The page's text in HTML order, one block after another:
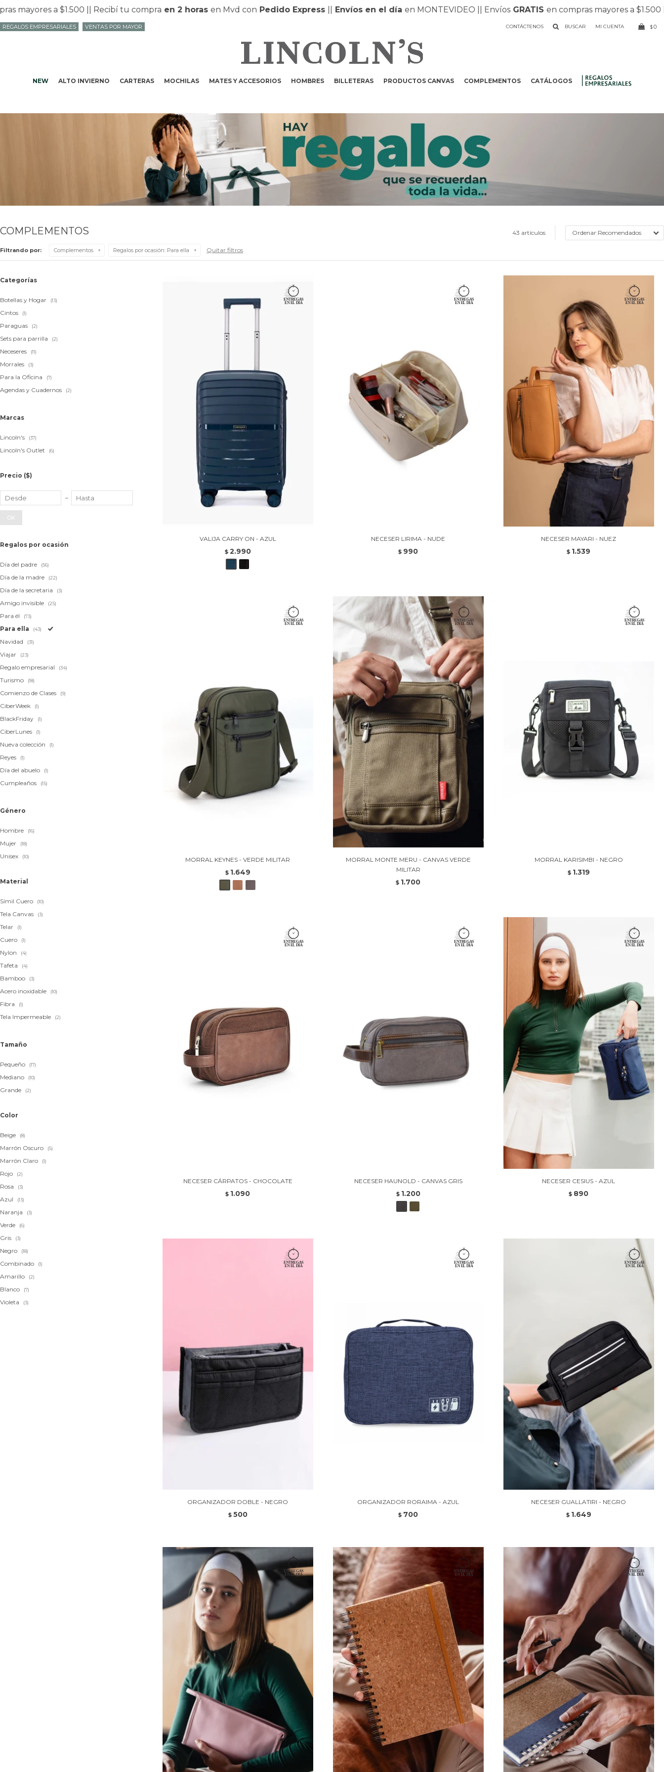
a $1.500 | | Recibí tu compraen 2 horasen Mvd conPedido Express||Envíos en el díaen MONTEVIDEO || Envíos GRATISen compras mayores a $1.500 | |
NEW ALTO INVIERNO CARTERAS MOCHILAS MATES Y ACCESORIOS HOMBRES BILLETERAS PRODUCTOS CANVAS COMPLEMENTOS CATÁLOGOS
CONTÁCTENOS $0
REGALOS EMPRESARIALES VENTAS POR MAYOR
COMPLEMENTOS 43 artículos Recomendados
Filtrando por: Complementos Regalos por ocasión: Para ella Quitar filtros
VALIJA CARRY ON - AZUL
$ 2.990
NECESER LIRIMA - NUDE
$ 990
NECESER MAYARI - NUEZ
$ 1.539
MORRAL KEYNES - VERDE MILITAR
$ 1.649
MORRAL MONTE MERU - CANVAS VERDE
MILITAR
$ 1.700
MORRAL KARISIMBI - NEGRO
$ 1.319
NECESER CÁRPATOS - CHOCOLATE
$ 1.090
NECESER HAUNOLD - CANVAS GRIS
$ 1.200
NECESER CESIUS - AZUL
$ 890
ORGANIZADOR DOBLE - NEGRO
$ 500
ORGANIZADOR RORAIMA - AZUL
$ 700
NECESER GUALLATIRI - NEGRO
$ 1.649
Categorías
Botellas y Hogar (13)
Cintos (1)
Paraguas (2)
Sets para parrilla (2)
Neceseres (11)
Morrales (3)
Para la Oficina (7)
Agendas y Cuadernos (2)
Marcas
Lincoln's (37)
Lincoln's Outlet (6)
Precio ($)
OK
Regalos por ocasión
Día del padre (56)
Día de la madre (22)
Día de la secretaria (3)
Amigo invisible (25)
Para él (73)
Para ella (43)
Navidad (31)
Viajar (23)
Regalo empresarial (34)
Turismo (18)
Comienzo de Clases (9)
CiberWeek (1)
BlackFriday (1)
CiberLunes (1)
Nueva colección (1)
Reyes (1)
Día del abuelo (1)
Cumpleaños (15)
Género
Hombre (16)
Mujer (18)
Unisex (10)
Material
Símil Cuero (10)
Tela Canvas (3)
Telar (1)
Cuero (1)
Nylon (4)
Tafeta (4)
Bamboo (3)
Acero inoxidable (10)
Fibra (1)
Tela Impermeable (2)
Tamaño
Pequeño (17)
Mediano (10)
Grande (2)
Color
Beige (8)
Marrón Oscuro (5)
Marrón Claro (1)
Rojo (2)
Rosa (3)
Azul (13)
Naranja (3)
Verde (6)
Gris (3)
Negro (18)
Combinado (1)
Amarillo (2)
Blanco (7)
Violeta (3)